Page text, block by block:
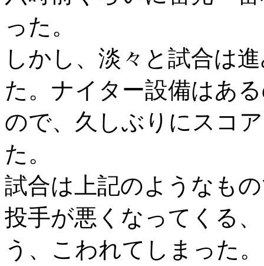
った。
しかし、淡々と試合は
た。ナイター設備はあ
ので、久しぶりにスコ
た。
試合は上記のようなも
投手が悪くなってくる
う、こわれてしまった